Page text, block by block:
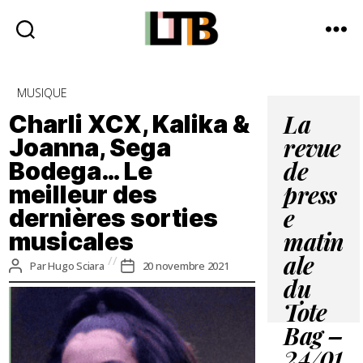
-
Média
Catégories
MUSIQUE
Charli XCX, Kalika &
Joanna, Sega
Bodega… Le
meilleur des
dernières sorties
musicales
Auteur
de
ParHugo Sciara
Date
de
l’article
20 novembre 2021
La
revue
de
press
e
matin
ale
du
Tote
Bag –